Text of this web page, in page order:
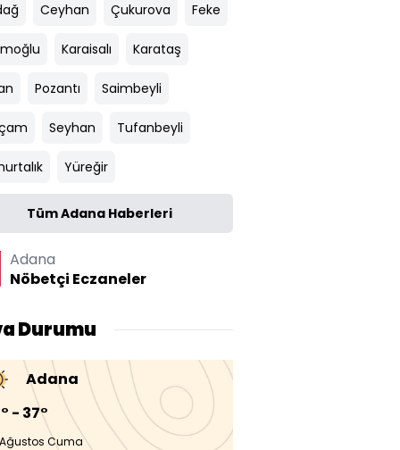
Ceyhan Çukurova Feke
Karaisalı Karataş
Pozantı Saimbeyli
Seyhan Tufanbeyli
Yüreğir
Tüm Adana Haberleri
Adana
Nöbetçi Eczaneler
Durumu
Adana
- 37°
Cuma